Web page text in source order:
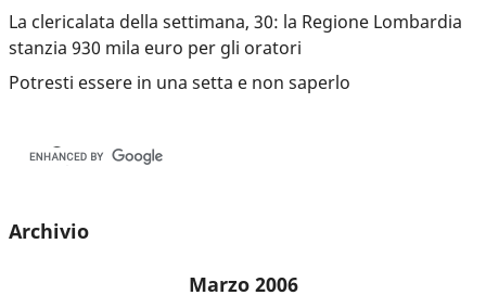
La clericalata della settimana, 30: la Regione Lombardia
stanzia 930 mila euro per gli oratori
Potresti essere in una setta e non saperlo
Archivio
Marzo 2006